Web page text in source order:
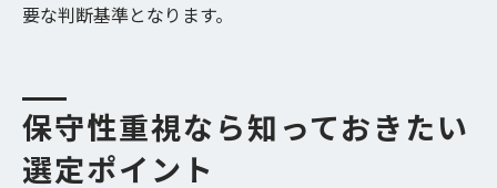
要な判断基準となります。
保守性重視なら知っておきたい
選定ポイント